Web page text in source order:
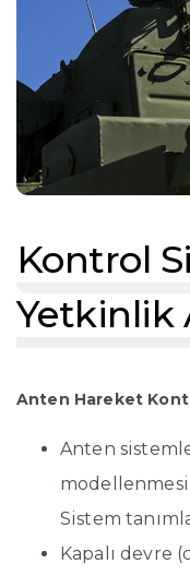
Kontrol
Yetkinlik
Anten Hareket
Anten
modellenmesi
Sistem
Kapalı devre